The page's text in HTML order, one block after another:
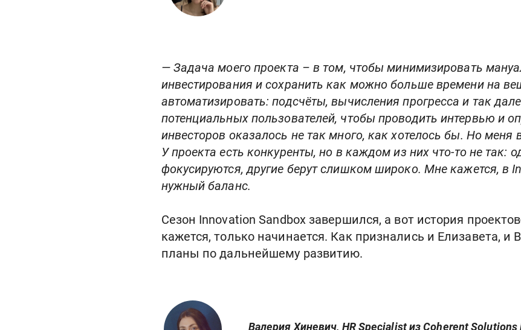
— Задача моего проекта – в том, чтобы минимизировать
инвестирования и сохранить как можно больше времени на
автоматизировать: подсчёты, вычисления прогресса и так
потенциальных пользователей, чтобы проводить интервью и
инвесторов оказалось не так много, как хотелось бы. Но меня
У проекта есть конкуренты, но в каждом из них что-то не так:
фокусируются, другие берут слишком широко. Мне кажется, в
нужный баланс.
Сезон Innovation Sandbox завершился, а вот история
кажется, только начинается. Как признались и Елизавета, и
планы по дальнейшему развитию.
Валерия Хиневич, HR Specialist из Coherent